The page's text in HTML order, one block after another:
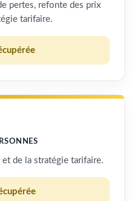
pertes, refonte des prix
tarifaire.
de la stratégie tarifaire.